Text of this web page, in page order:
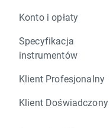
Konto i opłaty
Specyfikacja
instrumentów
Klient Profesjonalny
Klient Doświadczony